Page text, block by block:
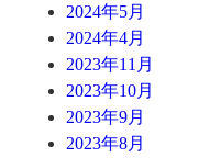
2024年5月
2024年4月
2023年11月
2023年10月
2023年9月
2023年8月